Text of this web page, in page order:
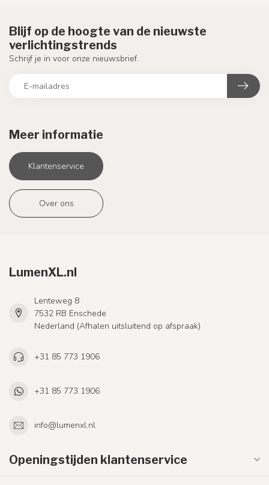
Meer informatie
Klantenservice
Over ons
Blijf op de hoogte van de nieuwste
verlichtingstrends
Schrijf je in voor onze nieuwsbrief.
LumenXL.nl
Lenteweg 8
7532 RB Enschede
Nederland (Afhalen uitsluitend op afspraak)
+31 85 773 1906
+31 85 773 1906
info@lumenxl.nl
Openingstijden klantenservice